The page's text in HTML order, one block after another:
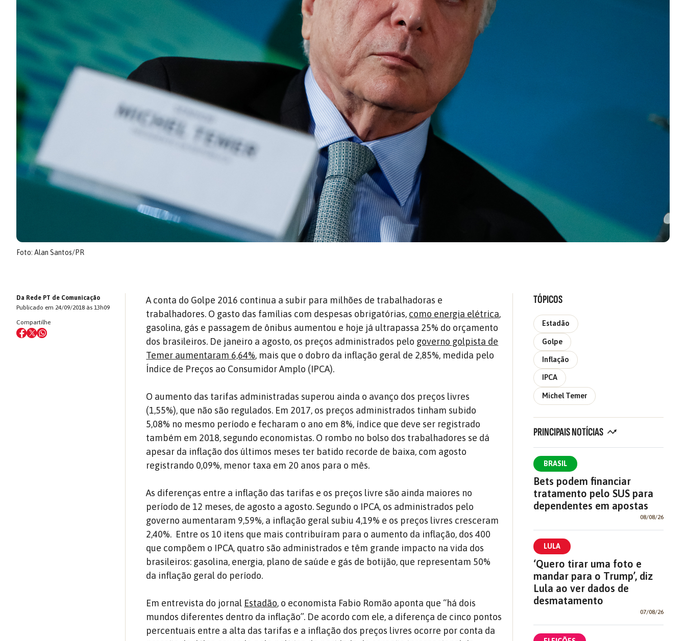
Foto: Alan Santos/PR
Da Rede PT de Comunicação
Publicado em 24/09/2018 às 13h09
Compartilhe
A conta do Golpe 2016 continua a subir para milhões de trabalhadoras e
trabalhadores. O gasto das famílias com despesas obrigatórias, como energia elétrica,
gasolina, gás e passagem de ônibus aumentou e hoje já ultrapassa 25% do orçamento
dos brasileiros. De janeiro a agosto, os preços administrados pelo governo golpista de
Temer aumentaram 6,64%, mais que o dobro da inflação geral de 2,85%, medida pelo
Índice de Preços ao Consumidor Amplo (IPCA).
O aumento das tarifas administradas superou ainda o avanço dos preços livres
(1,55%), que não são regulados. Em 2017, os preços administrados tinham subido
5,08% no mesmo período e fecharam o ano em 8%, índice que deve ser registrado
também em 2018, segundo economistas. O rombo no bolso dos trabalhadores se dá
apesar da inflação dos últimos meses ter batido recorde de baixa, com agosto
registrando 0,09%, menor taxa em 20 anos para o mês.
As diferenças entre a inflação das tarifas e os preços livre são ainda maiores no
período de 12 meses, de agosto a agosto. Segundo o IPCA, os administrados pelo
governo aumentaram 9,59%, a inflação geral subiu 4,19% e os preços livres cresceram
2,40%. Entre os 10 itens que mais contribuíram para o aumento da inflação, dos 400
que compõem o IPCA, quatro são administrados e têm grande impacto na vida dos
brasileiros: gasolina, energia, plano de saúde e gás de botijão, que representam 50%
da inflação geral do período.
Em entrevista do jornal Estadão, o economista Fabio Romão aponta que “há dois
mundos diferentes dentro da inflação”. De acordo com ele, a diferença de cinco pontos
percentuais entre a alta das tarifas e a inflação dos preços livres ocorre por conta da
TÓPICOS
Estadão
Golpe
Inflação
IPCA
Michel Temer
PRINCIPAIS NOTÍCIAS
BRASIL
Bets podem financiar
tratamento pelo SUS para
dependentes em apostas
08/08/26
LULA
‘Quero tirar uma foto e
mandar para o Trump’, diz
Lula ao ver dados de
desmatamento
07/08/26